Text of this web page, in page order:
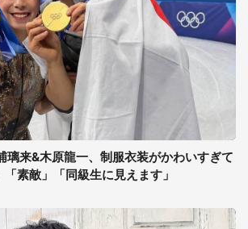
璃来&木原龍一、制服衣装がかわいすぎて
素敵」「同級生に見えます」